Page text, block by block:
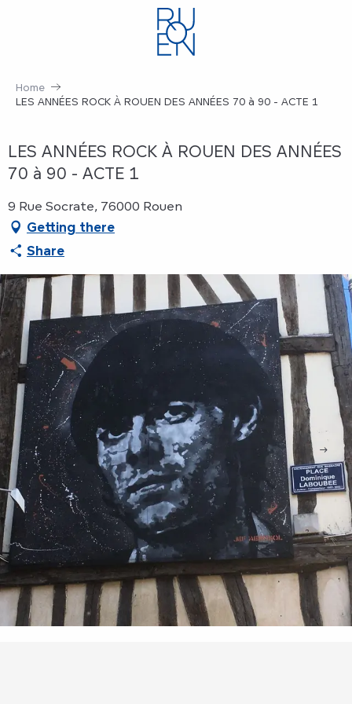
Home
LES ANNÉES ROCK À ROUEN DES ANNÉES 70 à 90 - ACTE 1
LES ANNÉES ROCK À ROUEN DES ANNÉES
70 à 90 - ACTE 1
9 Rue Socrate, 76000 Rouen
Getting there
Share